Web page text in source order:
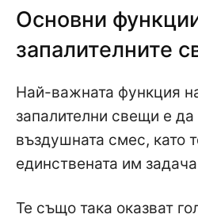
Основни
запалителните
Най-важната функция
запалителни свещи е да
въздушната смес, като
единствената им
Те също така оказват